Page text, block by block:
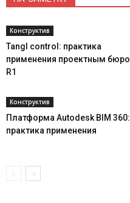
Конструктив
Tangl control: практика
применения проектным бюро
R1
Конструктив
Платформа Autodesk BIM 360:
практика применения